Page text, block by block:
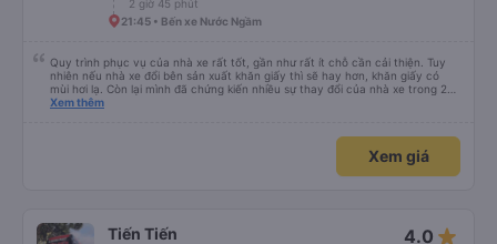
2 giờ 45 phút
21:45 • Bến xe Nước Ngầm
Quy trình phục vụ của nhà xe rất tốt, gần như rất ít chỗ cần cải thiện. Tuy
nhiên nếu nhà xe đổi bên sản xuất khăn giấy thì sẽ hay hơn, khăn giấy có
mùi hơi lạ. Còn lại mình đã chứng kiến nhiều sự thay đổi của nhà xe trong 2
tháng vừa rồi: tài xế và phụ xe ngày càng thân thiện, quy trình phục vụ rõ
Xem thêm
Xem giá
Tiến Tiến 4.0 star_rate